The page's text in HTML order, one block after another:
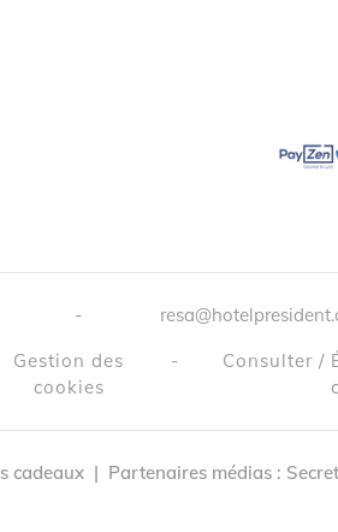
-
Gestion des
cookies
-
Consulter /
cadeaux | Partenaires médias :